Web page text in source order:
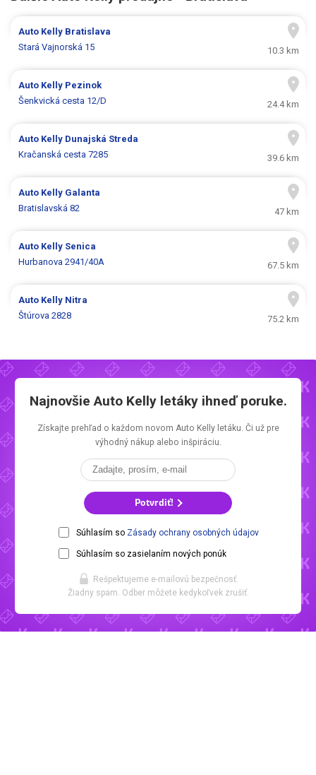
Auto Kelly Bratislava
Stará Vajnorská 15
10.3 km
Auto Kelly Pezinok
Šenkvická cesta 12/D
24.4 km
Auto Kelly Dunajská Streda
Kračanská cesta 7285
39.6 km
Auto Kelly Galanta
Bratislavská 82
47 km
Auto Kelly Senica
Hurbanova 2941/40A
67.5 km
Auto Kelly Nitra
Štúrova 2828
75.2 km
NajnovšieAuto Kelly letákyihneď poruke.
Získajte prehľad o každom novom Auto Kelly letáku. Či už pre
výhodný nákup alebo inšpiráciu.
Potvrdiť!
Súhlasím so Zásady ochrany osobných údajov
Súhlasím so zasielaním nových ponúk
Rešpektujeme e-mailovú bezpečnosť.
Žiadny spam. Odber môžete kedykoľvek zrušiť.